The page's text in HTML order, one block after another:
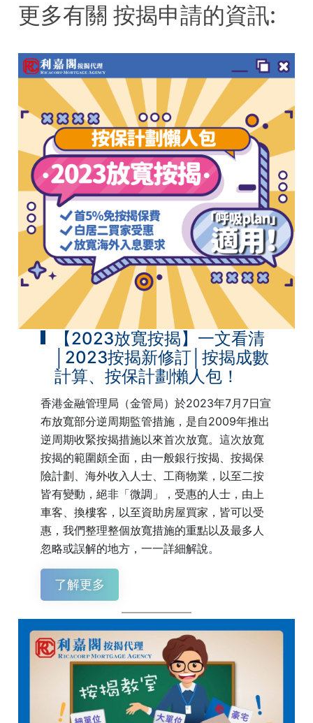
更多有關 按揭申請的資訊:
【2023放寬按揭】一文看清
│2023按揭新修訂│按揭成數
計算、按保計劃懶人包！
香港金融管理局（金管局）於2023年7月7日宣
布放寬部分逆周期監管措施，是自2009年推出
逆周期收緊按揭措施以來首次放寬。這次放寬
按揭的範圍頗全面，由一般銀行按揭、按揭保
險計劃、海外收入人士、工商物業，以至二按
皆有變動，絕非「微調」，受惠的人士，由上
車客、換樓客，以至資助房屋買家，皆可以受
惠，我們整理整個放寬措施的重點以及最多人
忽略或誤解的地方，一一詳細解說。
了解更多